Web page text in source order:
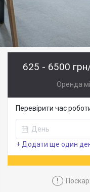
625 - 6500
Оренда
Перевірити час
+ Додати ще один
!